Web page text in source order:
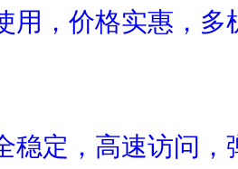
用，价格实惠，多
稳定，高速访问，